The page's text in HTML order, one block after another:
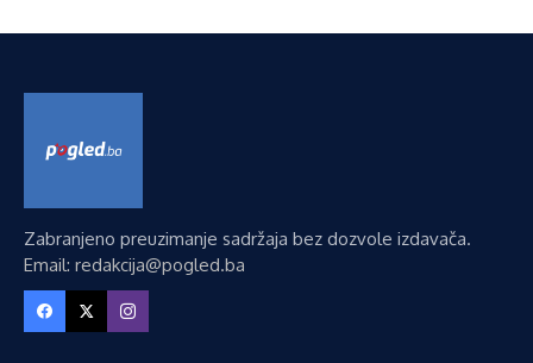
Zabranjeno preuzimanje sadržaja bez dozvole izdavača.
Email: redakcija@pogled.ba